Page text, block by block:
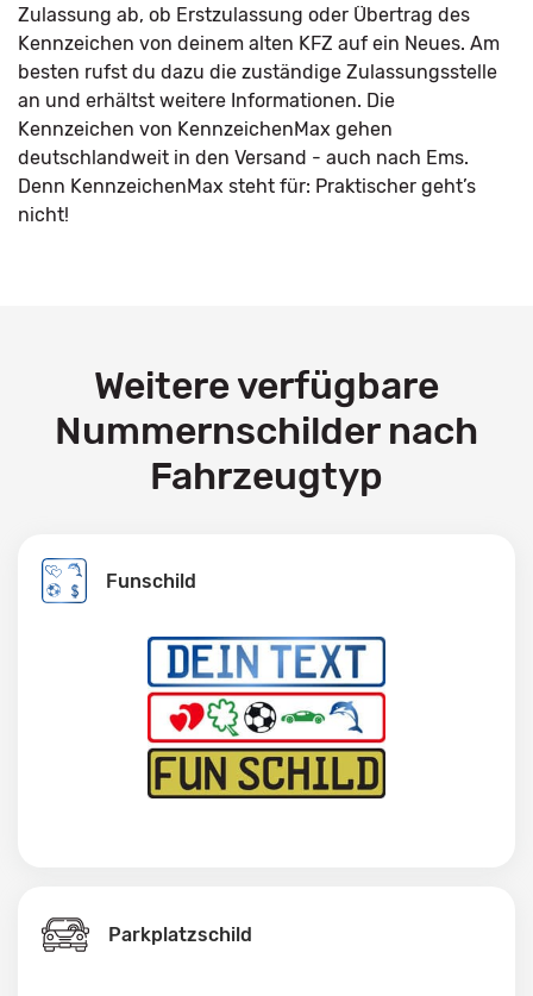
Zulassung ab, ob Erstzulassung oder Übertrag des
Kennzeichen von deinem alten KFZ auf ein Neues. Am
besten rufst du dazu die zuständige Zulassungsstelle
an und erhältst weitere Informationen. Die
Kennzeichen von KennzeichenMax gehen
deutschlandweit in den Versand - auch nach Ems.
Denn KennzeichenMax steht für: Praktischer geht’s
nicht!
Weitere verfügbare
Nummernschilder nach
Fahrzeugtyp
Funschild
Parkplatzschild